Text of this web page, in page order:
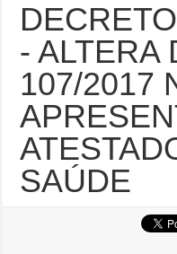
- ALTERA
107/2017
SAÚDE